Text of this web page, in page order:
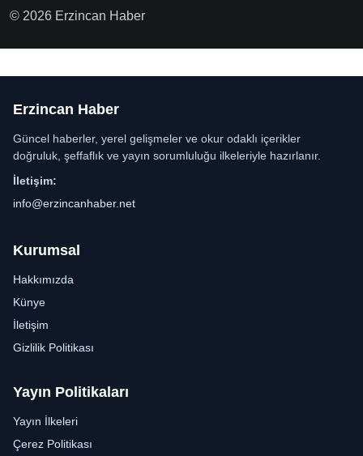
© 2026 Erzincan Haber
Erzincan Haber
Güncel haberler, yerel gelişmeler ve okur odaklı içerikler
doğruluk, şeffaflık ve yayın sorumluluğu ilkeleriyle hazırlanır.
İletişim:
info@erzincanhaber.net
Kurumsal
Hakkımızda
Künye
İletişim
Gizlilik Politikası
Yayın Politikaları
Yayın İlkeleri
Çerez Politikası